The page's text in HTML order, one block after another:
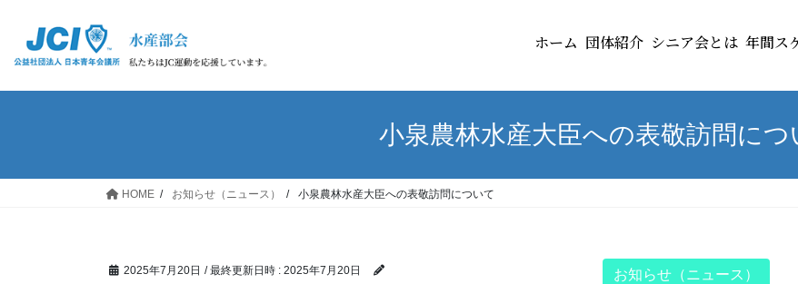
ホーム 団体紹介 シニア会とは 年間ス
小泉農林水産大臣への表敬訪問につ
HOME お知らせ（ニュース） 小泉農林水産大臣への表敬訪問について
2025年7月20日 / 最終更新日時 : 2025年7月20日 お知らせ（ニュース）